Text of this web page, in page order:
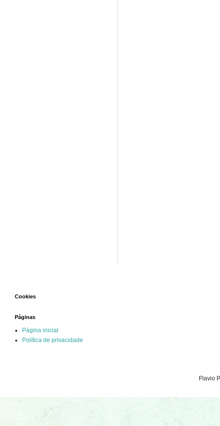
Cookies
Páginas
Página inicial
Política de privacidade
Flavio